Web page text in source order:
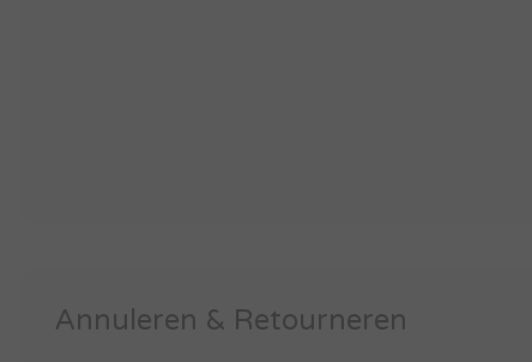
Annuleren & Retourneren